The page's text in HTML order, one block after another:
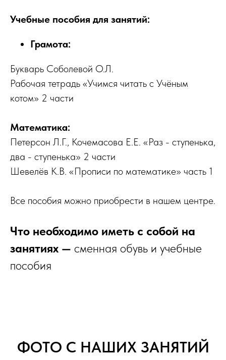
Учебные пособия для занятий:
Грамота:
Букварь Соболевой О.Л.
Рабочая тетрадь «Учимся читать с Учёным
котом» 2 части
Математика:
Петерсон Л.Г., Кочемасова Е.Е. «Раз - ступенька,
два - ступенька» 2 части
Шевелёв К.В. «Прописи по математике» часть 1
Все пособия можно приобрести в нашем центре.
Что необходимо иметь с собой на
занятиях — сменная обувь и учебные
пособия
ФОТО С НАШИХ ЗАНЯТИЙ